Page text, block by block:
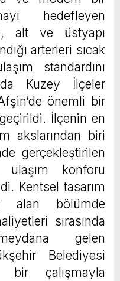
hedefleyen
alt ve üstyapı
arterleri sıcak
standardını
Kuzey İlçeler
önemli bir
geçirildi. İlçenin en
akslarından biri
gerçekleştirilen
ulaşım konforu
Kentsel tasarım
alan bölümde
sırasında
gelen
Belediyesi
bir çalışmayla